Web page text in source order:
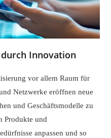
Innovation
vor allem Raum für
Netzwerke eröffnen neue
und Geschäftsmodelle zu
Produkte und
anpassen und so